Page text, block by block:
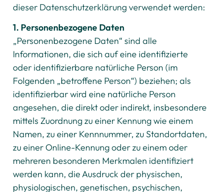
dieser Datenschutzerklärung verwendet werden:
1. Personenbezogene Daten
„Personenbezogene Daten“ sind alle
Informationen, die sich auf eine identifizierte
oder identifizierbare natürliche Person (im
Folgenden „betroffene Person“) beziehen; als
identifizierbar wird eine natürliche Person
angesehen, die direkt oder indirekt, insbesondere
mittels Zuordnung zu einer Kennung wie einem
Namen, zu einer Kennnummer, zu Standortdaten,
zu einer Online-Kennung oder zu einem oder
mehreren besonderen Merkmalen identifiziert
werden kann, die Ausdruck der physischen,
physiologischen, genetischen, psychischen,